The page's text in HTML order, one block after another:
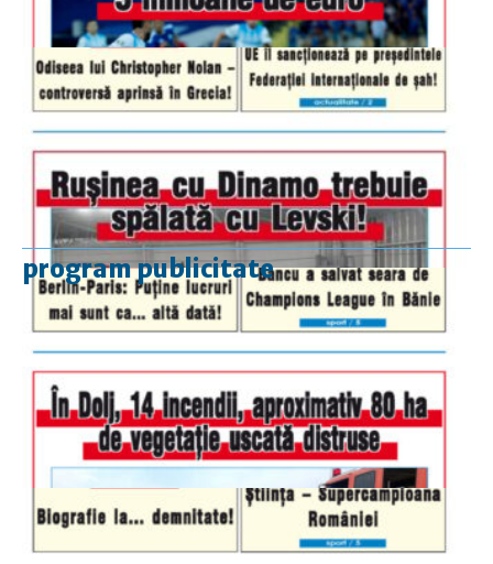
program publicitate
luni-vineri
9.00 - 17.00
duminică
9.00 - 12.00